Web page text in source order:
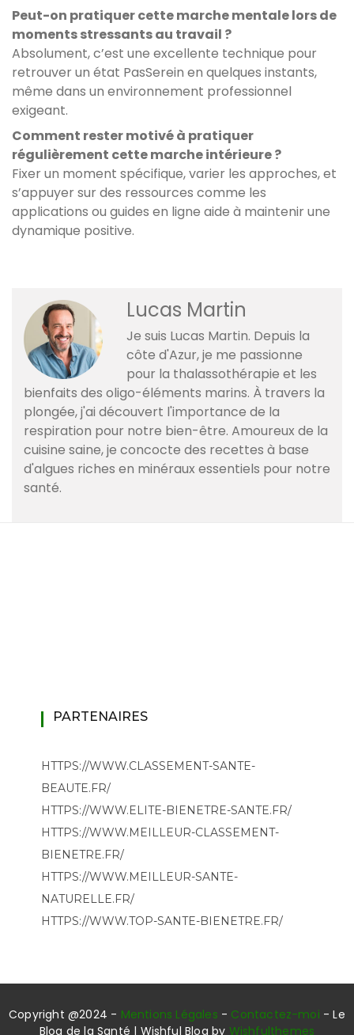
Peut-on pratiquer cette marche mentale lors de
moments stressants au travail ?
Absolument, c’est une excellente technique pour
retrouver un état PasSerein en quelques instants,
même dans un environnement professionnel
exigeant.
Comment rester motivé à pratiquer
régulièrement cette marche intérieure ?
Fixer un moment spécifique, varier les approches, et
s’appuyer sur des ressources comme les
applications ou guides en ligne aide à maintenir une
dynamique positive.
Lucas Martin
Je suis Lucas Martin. Depuis la
côte d'Azur, je me passionne
pour la thalassothérapie et les
bienfaits des oligo-éléments marins. À travers la
plongée, j'ai découvert l'importance de la
respiration pour notre bien-être. Amoureux de la
cuisine saine, je concocte des recettes à base
d'algues riches en minéraux essentiels pour notre
santé.
PARTENAIRES
HTTPS://WWW.CLASSEMENT-SANTE-
BEAUTE.FR/
HTTPS://WWW.ELITE-BIENETRE-SANTE.FR/
HTTPS://WWW.MEILLEUR-CLASSEMENT-
BIENETRE.FR/
HTTPS://WWW.MEILLEUR-SANTE-
NATURELLE.FR/
HTTPS://WWW.TOP-SANTE-BIENETRE.FR/
Copyright @2024 - Mentions Légales - Contactez-moi - Le
Blog de la Santé | Wishful Blog by Wishfulthemes